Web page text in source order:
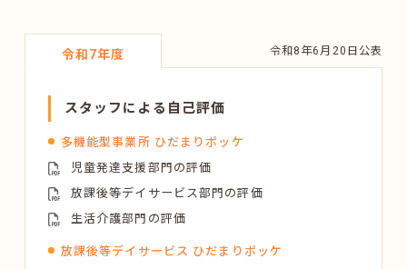
Copyright © ENSOLEILLE. All Rights Reserved.
令和7年度 令和8年6月20日公表
スタッフによる自己評価
多機能型事業所 ひだまりポッケ
児童発達支援部門の評価
放課後等デイサービス部門の評価
生活介護部門の評価
放課後等デイサービス ひだまりポッケ